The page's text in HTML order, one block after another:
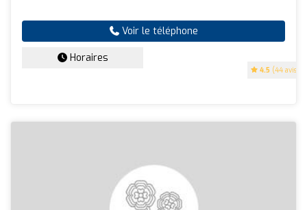
4.5 (44 avis)
Voir le téléphone
Horaires